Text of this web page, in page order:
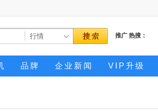
推广 热搜：
品牌 企业新闻 VIP升级